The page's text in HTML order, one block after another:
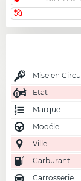
Mise en
Etat
Marque
Modéle
Ville
Carburant
Carrosserie